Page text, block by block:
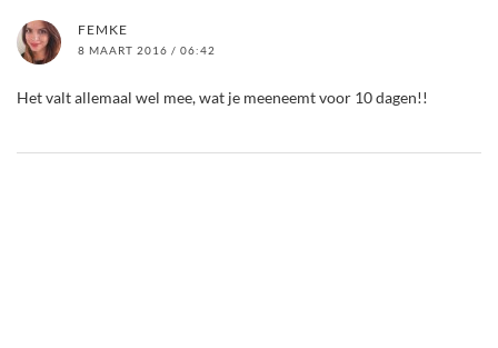
FEMKE
8 MAART 2016 / 06:42
Het valt allemaal wel mee, wat je meeneemt voor 10 dagen!!